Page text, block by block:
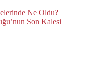
Ne Oldu?
Son Kalesi